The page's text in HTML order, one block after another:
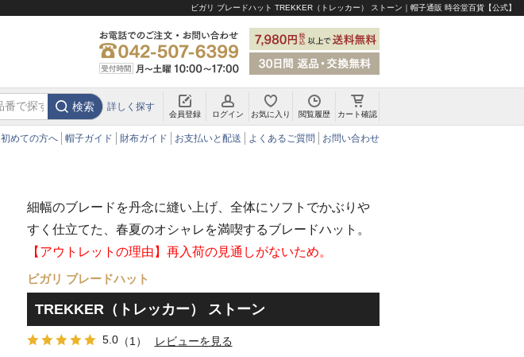
ビガリ ブレードハット TREKKER（トレッカー） ストーン｜帽子通販 時谷堂百貨【公式】
検索 詳しく探す
会員登録 ログイン お気に入り 閲覧履歴 カート確認
初めての方へ 帽子ガイド 財布ガイド お支払いと配送 よくあるご質問 お問い合わせ
細幅のブレードを丹念に縫い上げ、全体にソフトでかぶりや
すく仕立てた、春夏のオシャレを満喫するブレードハット。
【アウトレットの理由】再入荷の見通しがないため。
ビガリ ブレードハット
TREKKER（トレッカー） ストーン
5.0（1） レビューを見る